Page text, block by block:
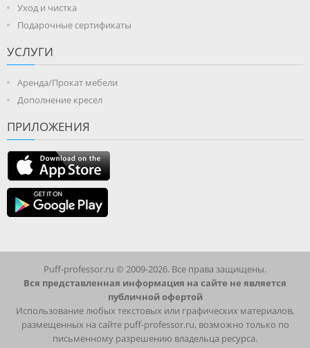
Уход и чистка
Подарочные сертификаты
УСЛУГИ
Аренда/Прокат мебели
Дополнение кресел
ПРИЛОЖЕНИЯ
Puff-professor.ru © 2009-2026. Все права защищены.
Вся представленная информация на сайте не является
публичной офертой
Использование любых текстовых или графических материалов,
размещенных на сайте puff-professor.ru, возможно только по
письменному разрешению владельца ресурса.